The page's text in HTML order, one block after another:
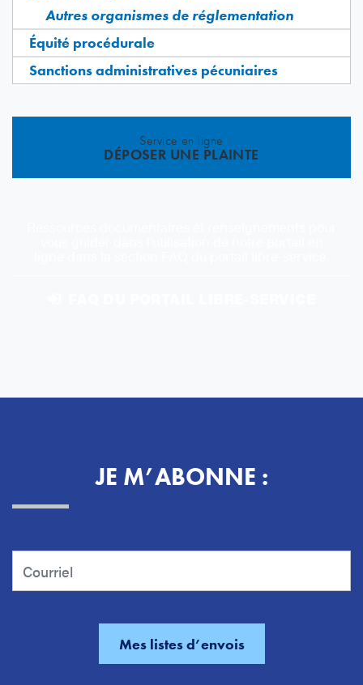
Autres organismes de réglementation
Équité procédurale
Sanctions administratives pécuniaires
Service en ligne
DÉPOSER UNE PLAINTE
JE M’ABONNE :